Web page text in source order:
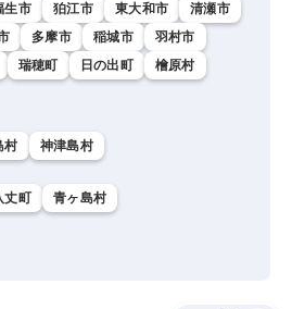
生市 狛江市 東大和市
清瀬市
多摩市 稲城市
羽村市
瑞穂町 日の出町
檜原村
村 神津島村
丈町 青ヶ島村